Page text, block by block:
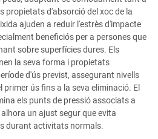
propietats d'absorció del xoc de la
ajuden a reduir l'estrès d'impacte
beneficiós per a persones que
sobre superfícies dures. Els
la seva forma i propietats
d'ús previst, assegurant nivells
ús fins a la seva eliminació. El
els punts de pressió associats a
un ajust segur que evita
durant activitats normals.